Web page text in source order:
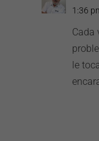
1:36
Cada
le